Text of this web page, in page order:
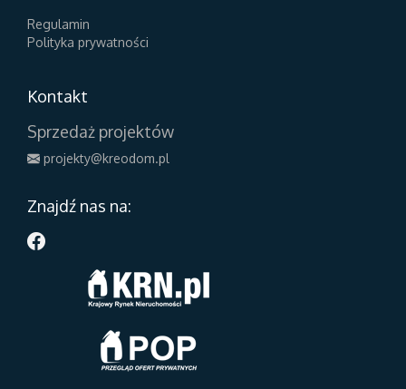
Regulamin
Polityka prywatności
Kontakt
Sprzedaż projektów
projekty@kreodom.pl
Znajdź nas na: